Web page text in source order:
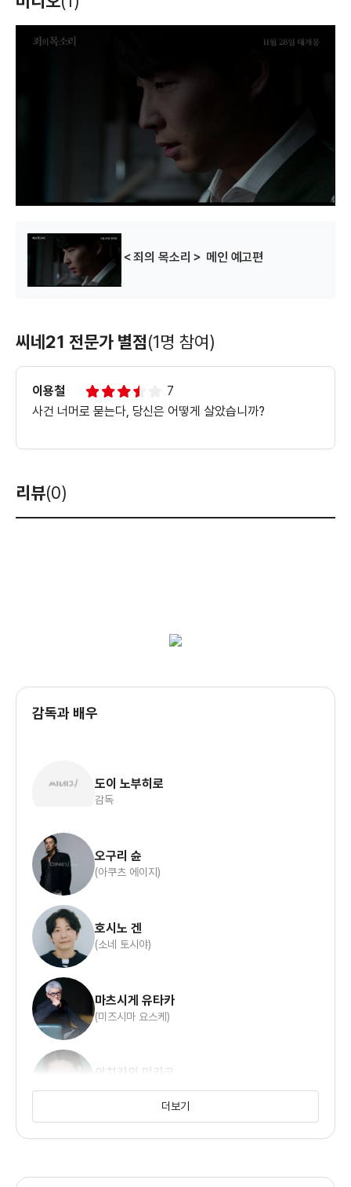
＜죄의 목소리＞ 메인 예고편
씨네21 전문가 별점(1명 참여)
이용철
7
사건 너머로 묻는다, 당신은 어떻게 살았습니까?
리뷰(0)
감독과 배우
도이 노부히로
감독
오구리 슌
(아쿠츠 에이지)
호시노 겐
(소네 토시야)
마츠시게 유타카
(미즈시마 요스케)
이치카와 미카코
(소네 아미)
더보기